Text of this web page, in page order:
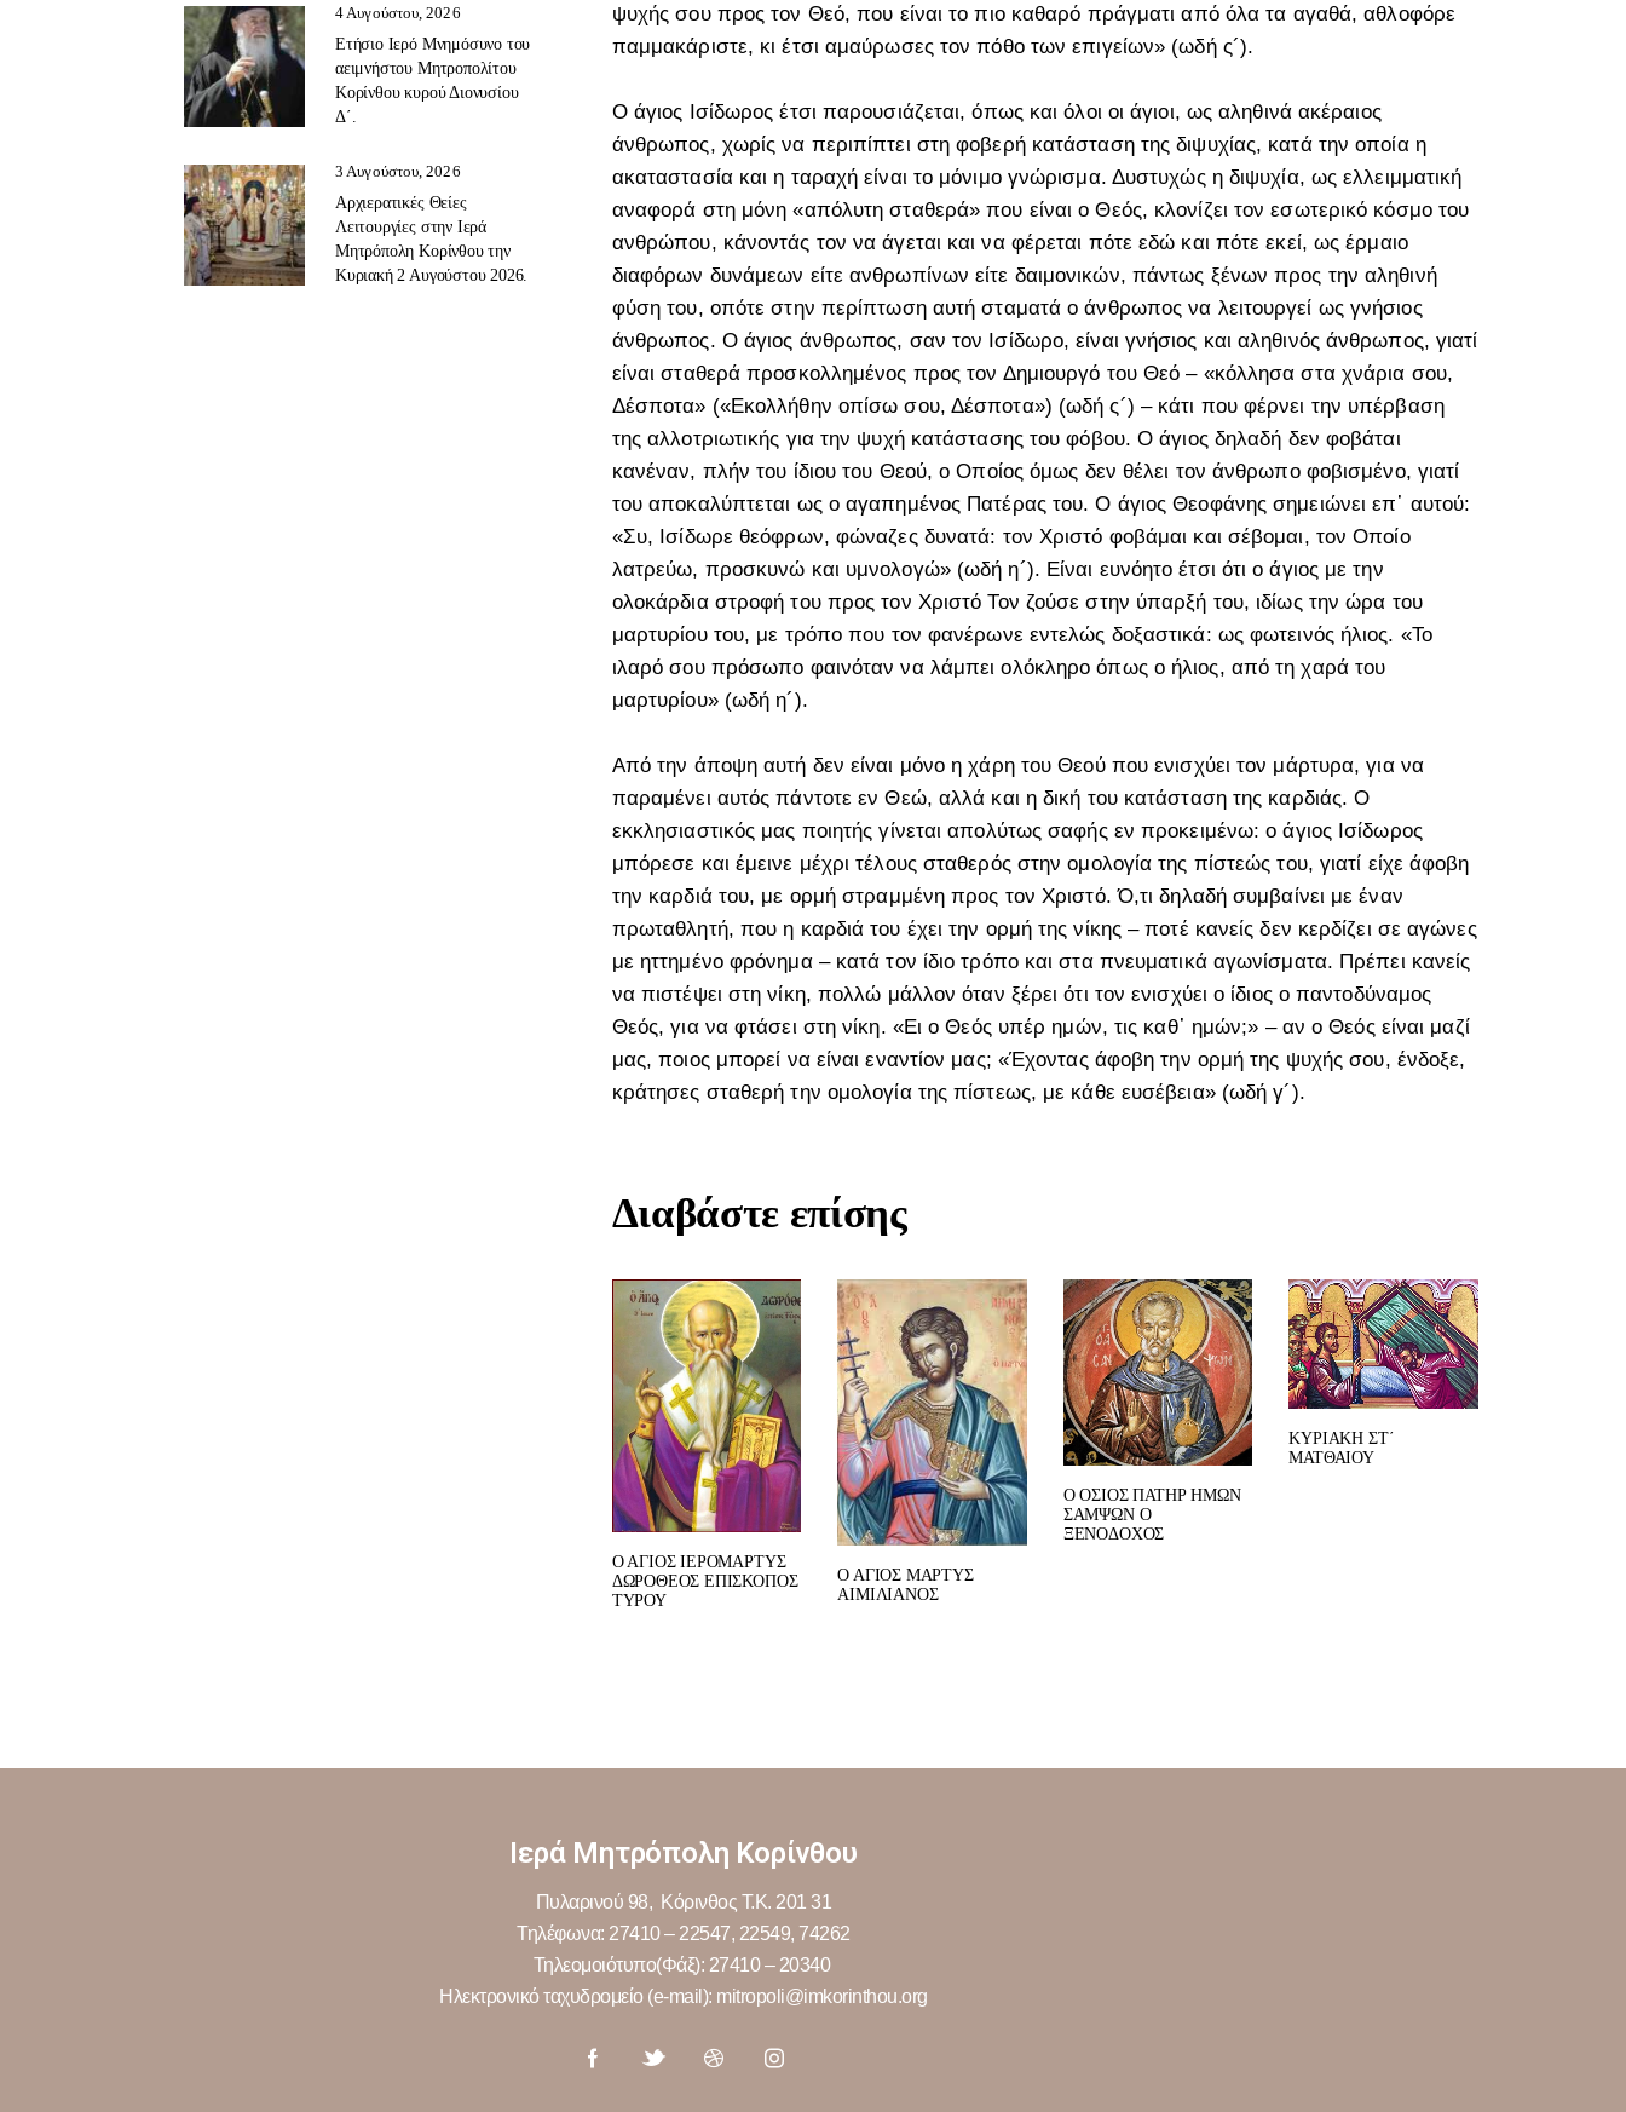
ψυχής σου προς τον Θεό, που είναι το πιο καθαρό πράγματι από όλα τα αγαθά, αθλοφόρε
παμμακάριστε, κι έτσι αμαύρωσες τον πόθο των επιγείων» (ωδή ς´).
Ο άγιος Ισίδωρος έτσι παρουσιάζεται, όπως και όλοι οι άγιοι, ως αληθινά ακέραιος
άνθρωπος, χωρίς να περιπίπτει στη φοβερή κατάσταση της διψυχίας, κατά την οποία η
ακαταστασία και η ταραχή είναι το μόνιμο γνώρισμα. Δυστυχώς η διψυχία, ως ελλειμματική
αναφορά στη μόνη «απόλυτη σταθερά» που είναι ο Θεός, κλονίζει τον εσωτερικό κόσμο του
ανθρώπου, κάνοντάς τον να άγεται και να φέρεται πότε εδώ και πότε εκεί, ως έρμαιο
διαφόρων δυνάμεων είτε ανθρωπίνων είτε δαιμονικών, πάντως ξένων προς την αληθινή
φύση του, οπότε στην περίπτωση αυτή σταματά ο άνθρωπος να λειτουργεί ως γνήσιος
άνθρωπος. Ο άγιος άνθρωπος, σαν τον Ισίδωρο, είναι γνήσιος και αληθινός άνθρωπος, γιατί
είναι σταθερά προσκολλημένος προς τον Δημιουργό του Θεό – «κόλλησα στα χνάρια σου,
Δέσποτα» («Εκολλήθην οπίσω σου, Δέσποτα») (ωδή ς´) – κάτι που φέρνει την υπέρβαση
της αλλοτριωτικής για την ψυχή κατάστασης του φόβου. Ο άγιος δηλαδή δεν φοβάται
κανέναν, πλήν του ίδιου του Θεού, ο Οποίος όμως δεν θέλει τον άνθρωπο φοβισμένο, γιατί
του αποκαλύπτεται ως ο αγαπημένος Πατέρας του. Ο άγιος Θεοφάνης σημειώνει επ᾽ αυτού:
«Συ, Ισίδωρε θεόφρων, φώναζες δυνατά: τον Χριστό φοβάμαι και σέβομαι, τον Οποίο
λατρεύω, προσκυνώ και υμνολογώ» (ωδή η´). Είναι ευνόητο έτσι ότι ο άγιος με την
ολοκάρδια στροφή του προς τον Χριστό Τον ζούσε στην ύπαρξή του, ιδίως την ώρα του
μαρτυρίου του, με τρόπο που τον φανέρωνε εντελώς δοξαστικά: ως φωτεινός ήλιος. «Το
ιλαρό σου πρόσωπο φαινόταν να λάμπει ολόκληρο όπως ο ήλιος, από τη χαρά του
μαρτυρίου» (ωδή η´).
Από την άποψη αυτή δεν είναι μόνο η χάρη του Θεού που ενισχύει τον μάρτυρα, για να
παραμένει αυτός πάντοτε εν Θεώ, αλλά και η δική του κατάσταση της καρδιάς. Ο
εκκλησιαστικός μας ποιητής γίνεται απολύτως σαφής εν προκειμένω: ο άγιος Ισίδωρος
μπόρεσε και έμεινε μέχρι τέλους σταθερός στην ομολογία της πίστεώς του, γιατί είχε άφοβη
την καρδιά του, με ορμή στραμμένη προς τον Χριστό. Ό,τι δηλαδή συμβαίνει με έναν
πρωταθλητή, που η καρδιά του έχει την ορμή της νίκης – ποτέ κανείς δεν κερδίζει σε αγώνες
με ηττημένο φρόνημα – κατά τον ίδιο τρόπο και στα πνευματικά αγωνίσματα. Πρέπει κανείς
να πιστέψει στη νίκη, πολλώ μάλλον όταν ξέρει ότι τον ενισχύει ο ίδιος ο παντοδύναμος
Θεός, για να φτάσει στη νίκη. «Ει ο Θεός υπέρ ημών, τις καθ᾽ ημών;» – αν ο Θεός είναι μαζί
μας, ποιος μπορεί να είναι εναντίον μας; «Έχοντας άφοβη την ορμή της ψυχής σου, ένδοξε,
κράτησες σταθερή την ομολογία της πίστεως, με κάθε ευσέβεια» (ωδή γ´).
Διαβάστε επίσης
Ο ΑΓΙΟΣ ΙΕΡΟΜΑΡΤΥΣ
ΔΩΡΟΘΕΟΣ ΕΠΙΣΚΟΠΟΣ
ΤΥΡΟΥ
Ο ΑΓΙΟΣ ΜΑΡΤΥΣ
ΑΙΜΙΛΙΑΝΟΣ
Ο ΟΣΙΟΣ ΠΑΤΗΡ ΗΜΩΝ
ΣΑΜΨΩΝ Ο
ΞΕΝΟΔΟΧΟΣ
ΚΥΡΙΑΚΗ ΣΤ΄
ΜΑΤΘΑΙΟΥ
4 Αυγούστου, 2026
Ετήσιο Ιερό Μνημόσυνο του
αειμνήστου Μητροπολίτου
Κορίνθου κυρού Διονυσίου
Δ΄.
3 Αυγούστου, 2026
Αρχιερατικές Θείες
Λειτουργίες στην Ιερά
Μητρόπολη Κορίνθου την
Κυριακή 2 Αυγούστου 2026.
Ιερά Μητρόπολη Κορίνθου
Πυλαρινού 98, Κόρινθος Τ.Κ. 201 31
Τηλέφωνα: 27410 – 22547, 22549, 74262
Τηλεομοιότυπο(Φάξ): 27410 – 20340
Ηλεκτρονικό ταχυδρομείο (e-mail): mitropoli@imkorinthou.org